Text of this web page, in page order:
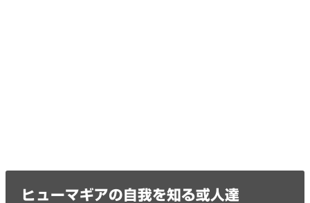
ヒューマギアの自我を知る或人達